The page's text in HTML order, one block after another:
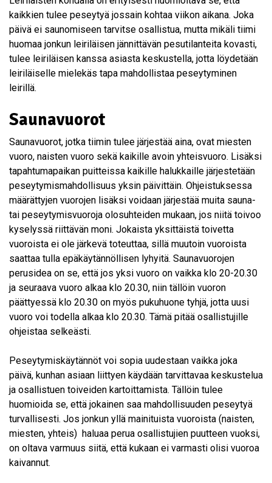
kaikkien tulee peseytyä jossain kohtaa viikon aikana. Joka
päivä ei saunomiseen tarvitse osallistua, mutta mikäli tiimi
huomaa jonkun leiriläisen jännittävän pesutilanteita kovasti,
tulee leiriläisen kanssa asiasta keskustella, jotta löydetään
leiriläiselle mielekäs tapa mahdollistaa peseytyminen
leirillä.
Saunavuorot
Saunavuorot, jotka tiimin tulee järjestää aina, ovat miesten
vuoro, naisten vuoro sekä kaikille avoin yhteisvuoro. Lisäksi
tapahtumapaikan puitteissa kaikille halukkaille järjestetään
peseytymismahdollisuus yksin päivittäin. Ohjeistuksessa
määrättyjen vuorojen lisäksi voidaan järjestää muita sauna-
tai peseytymisvuoroja olosuhteiden mukaan, jos niitä toivoo
kyselyssä riittävän moni. Jokaista yksittäistä toivetta
vuoroista ei ole järkevä toteuttaa, sillä muutoin vuoroista
saattaa tulla epäkäytännöllisen lyhyitä. Saunavuorojen
perusidea on se, että jos yksi vuoro on vaikka klo 20-20.30
ja seuraava vuoro alkaa klo 20.30, niin tällöin vuoron
päättyessä klo 20.30 on myös pukuhuone tyhjä, jotta uusi
vuoro voi todella alkaa klo 20.30. Tämä pitää osallistujille
ohjeistaa selkeästi.
Peseytymiskäytännöt voi sopia uudestaan vaikka joka
päivä, kunhan asiaan liittyen käydään tarvittavaa keskustelua
ja osallistuen toiveiden kartoittamista. Tällöin tulee
huomioida se, että jokainen saa mahdollisuuden peseytyä
turvallisesti. Jos jonkun yllä mainituista vuoroista (naisten,
miesten, yhteis) haluaa perua osallistujien puutteen vuoksi,
on oltava varmuus siitä, että kukaan ei varmasti olisi vuoroa
kaivannut.